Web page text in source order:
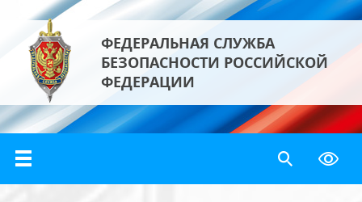
ФЕДЕРАЛЬНАЯ СЛУЖБА
БЕЗОПАСНОСТИ РОССИЙСКОЙ
ФЕДЕРАЦИИ